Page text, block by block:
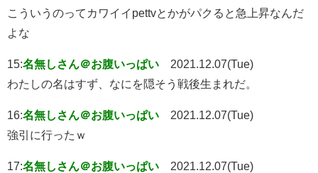
こういうのってカワイイpettvとかがパクると急上昇なんだ
よな
15:名無しさん＠お腹いっぱい
2021.12.07(Tue)
わたしの名はすず、なにを隠そう戦後生まれだ。
16:名無しさん＠お腹いっぱい
2021.12.07(Tue)
強引に行ったｗ
17:名無しさん＠お腹いっぱい
2021.12.07(Tue)